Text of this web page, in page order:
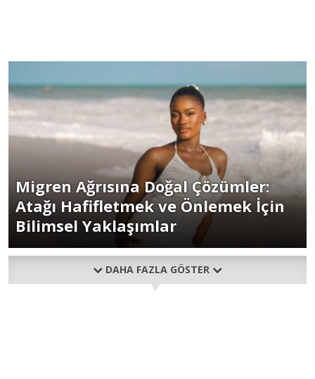
Migren Ağrısına Doğal Çözümler:
Atağı Hafifletmek ve Önlemek İçin
Bilimsel Yaklaşımlar
DAHA FAZLA GÖSTER